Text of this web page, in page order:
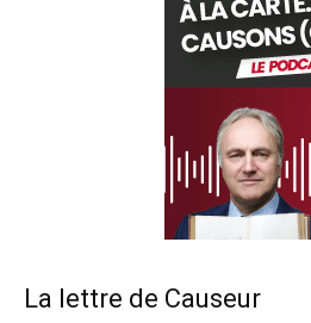
La lettre de Causeur